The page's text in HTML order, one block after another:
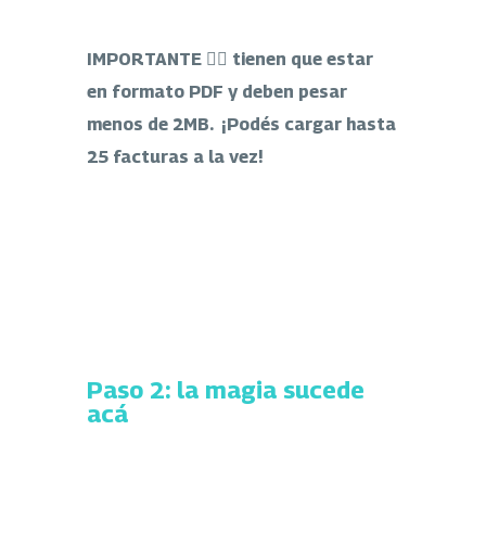
IMPORTANTE 👉🏻 tienen que estar
en formato PDF y deben pesar
menos de 2MB. ¡Podés cargar hasta
25 facturas a la vez!
Paso 2: la magia sucede
acá